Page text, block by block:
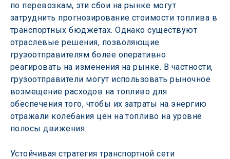
по перевозкам, эти сбои на рынке могут
затруднить прогнозирование стоимости топлива в
транспортных бюджетах. Однако существуют
отраслевые решения, позволяющие
грузоотправителям более оперативно
реагировать на изменения на рынке. В частности,
грузоотправители могут использовать рыночное
возмещение расходов на топливо для
обеспечения того, чтобы их затраты на энергию
отражали колебания цен на топливо на уровне
полосы движения.
Устойчивая стратегия транспортной сети